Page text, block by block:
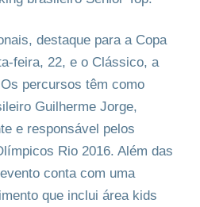
destaque para a Copa
feira, 22, e o Clássico, a
percursos têm como
Guilherme Jorge,
e responsável pelos
Rio 2016. Além das
conta com uma
que inclui área kids